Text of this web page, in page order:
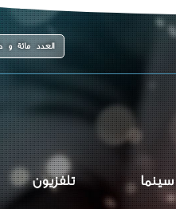
العدد مائة
سينما تلفزيون